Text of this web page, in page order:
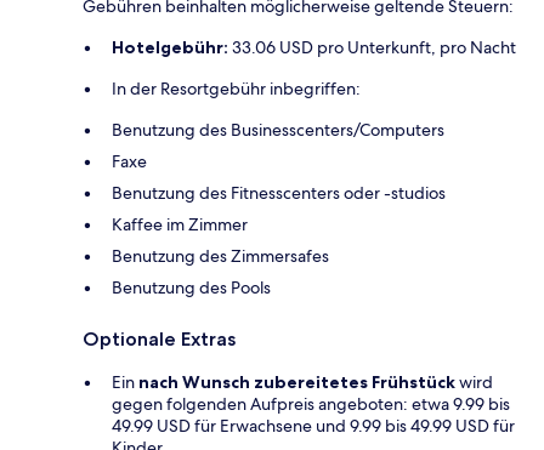
Gebühren beinhalten möglicherweise geltende Steuern:
Hotelgebühr: 33.06 USD pro Unterkunft, pro Nacht
In der Resortgebühr inbegriffen:
Benutzung des Businesscenters/Computers
Faxe
Benutzung des Fitnesscenters oder -studios
Kaffee im Zimmer
Benutzung des Zimmersafes
Benutzung des Pools
Optionale Extras
Ein nach Wunsch zubereitetes Frühstückwird
gegen folgenden Aufpreis angeboten: etwa 9.99 bis
49.99 USD für Erwachsene und 9.99 bis 49.99 USD für